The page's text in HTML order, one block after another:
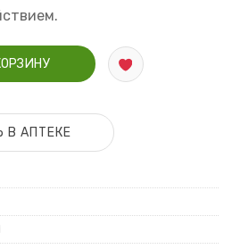
побеги 50 г.
В АПТЕКЕ